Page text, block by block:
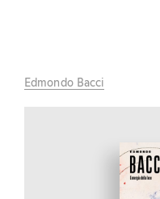
Edmondo Bacci